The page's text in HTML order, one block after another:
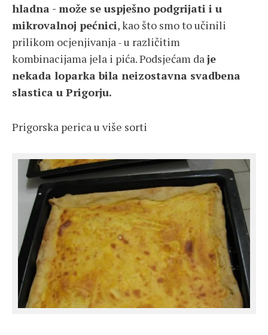
hladna - može se uspješno podgrijati i u
mikrovalnoj pećnici, kao što smo to učinili
prilikom ocjenjivanja - u različitim
kombinacijama jela i pića. Podsjećam daje
nekada loparka bila neizostavna svadbena
slastica u Prigorju.
Prigorska perica u više sorti